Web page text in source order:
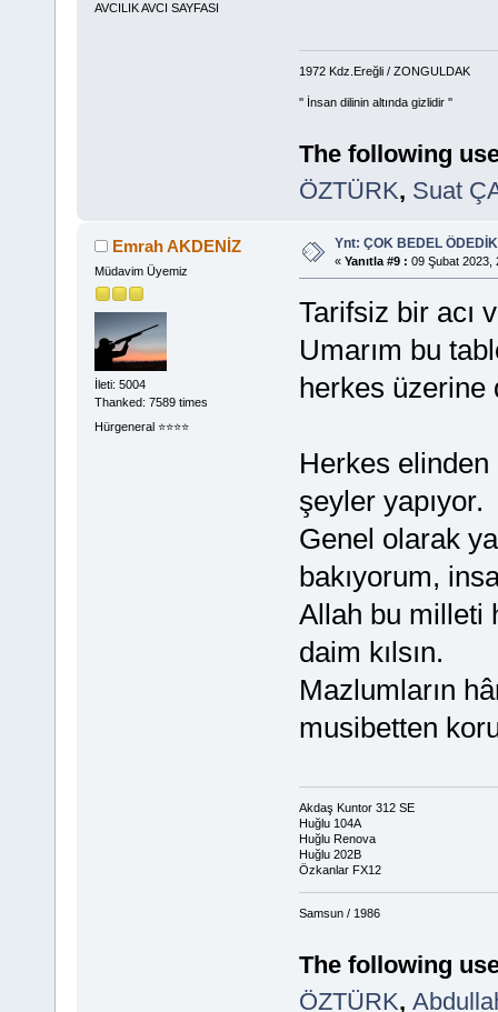
AVCILIK AVCI SAYFASI
1972 Kdz.Ereğli / ZONGULDAK
'' İnsan dilinin altında gizlidir ''
The following
ÖZTÜRK, Suat
Emrah AKDENİZ
Müdavim Üyemiz
İleti: 5004
Thanked: 7589 times
Hürgeneral ⭐️⭐️⭐️⭐️
Ynt: ÇOK BEDEL
« Yanıtla #9 : 09 Şubat 2023,
Tarifsiz bir acı
Umarım bu
herkes üzerine
Herkes
şeyler yapıyor.
Genel olarak
bakıyorum,
Allah bu milleti
daim kılsın.
Mazlumların
musibetten
Akdaş Kuntor 312 SE
Huğlu 104A
Huğlu Renova
Huğlu 202B
Özkanlar FX12
Samsun / 1986
The following
ÖZTÜRK,